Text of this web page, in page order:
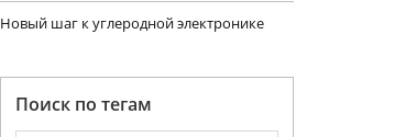
Новый шаг к углеродной электронике
Поиск по тегам